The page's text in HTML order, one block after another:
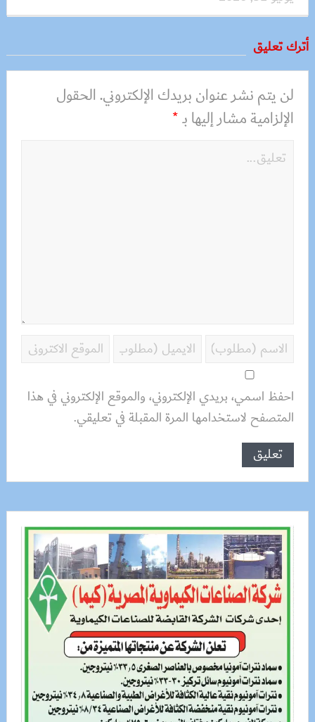
أترك تعليق
لن يتم نشر عنوان بريدك الإلكتروني.الحقول
الإلزامية مشار إليها بـ*
احفظ اسمي، بريدي الإلكتروني، والموقع الإلكتروني في هذا
المتصفح لاستخدامها المرة المقبلة في تعليقي.